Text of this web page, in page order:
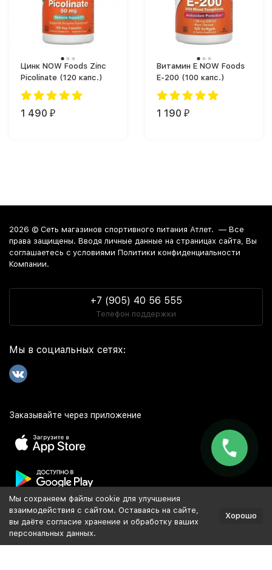
Цинк NOW Foods Zinc
Picolinate (120 капс.)
1 490 ₽
Витамин Е NOW Foods
E-200 (100 капс.)
1 190 ₽
2026 © Сеть магазинов спортивного питания Атлет. — Все
права защищены. Вводя личные данные на страницах сайта, Вы
соглашаетесь c условиями Политики конфиденциальности
Компании.
+7 (905) 40 56 555
Телефон поддержки
Мы в социальных сетях:
Заказывайте через приложение
Популярное
Мы сохраняем файлы cookie для улучшения
взаимодействия с сайтом. Оставаясь на сайте,
вы даёте согласие хранение и обработку ваших
персональных данных.
Хорошо